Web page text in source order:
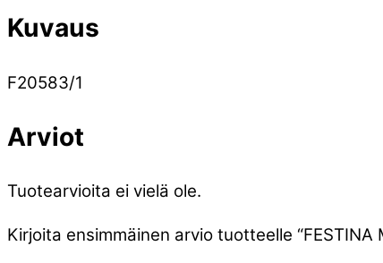
Kuvaus
F20583/1
Arviot
Tuotearvioita ei vielä ole.
Kirjoita ensimmäinen arvio tuotteelle “FESTINA